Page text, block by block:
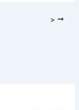
>